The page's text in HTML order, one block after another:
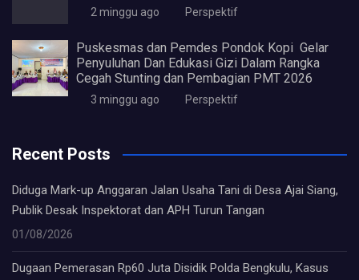
2 minggu ago Perspektif
Puskesmas dan Pemdes Pondok Kopi Gelar
Penyuluhan Dan Edukasi Gizi Dalam Rangka
Cegah Stunting dan Pembagian PMT 2026
3 minggu ago Perspektif
Recent Posts
Diduga Mark-up Anggaran Jalan Usaha Tani di Desa Ajai Siang,
Publik Desak Inspektorat dan APH Turun Tangan
01/08/2026
Dugaan Pemerasan Rp60 Juta Disidik Polda Bengkulu, Kasus